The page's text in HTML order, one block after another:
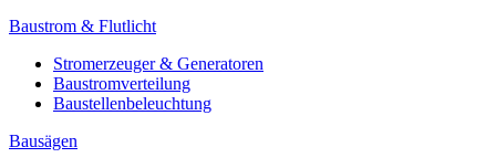
Baustrom & Flutlicht
Stromerzeuger & Generatoren
Baustromverteilung
Baustellenbeleuchtung
Bausägen